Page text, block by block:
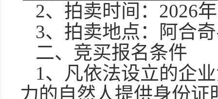
2、拍卖时间：2026
3、拍卖地点：阿合
二、竞买报名条件
1、凡依法设立的企
力的自然人提供身份